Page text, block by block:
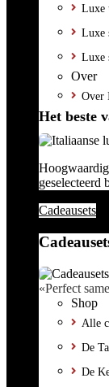
Luxe
Luxe
Luxe
Over
Over
Het beste
geselecteerd
Cadeausets
«Perfect
Shop
Alle
De
De